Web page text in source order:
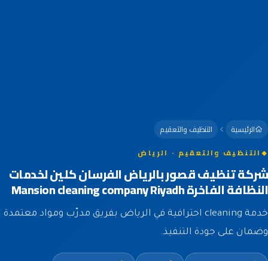
الرئيسية التنظيف والتعقيم
التنظيف والتعقيم · الرياض
شركة تنظيف قصور بالرياض الفرسان كلين لخدمات
النظافة الفاخرة Mansion cleaning company Riyadh
خدمة cleaning احترافية في الرياض بفريق مدرّب ومواد معتمدة
وضمان على جودة التنفيذ.